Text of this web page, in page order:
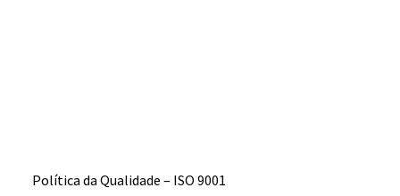
Política da Qualidade – ISO 9001